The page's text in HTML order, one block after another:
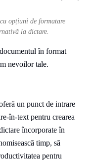
opțiuni de formatare
la dictare.
în format
nevoilor tale.
un punct de intrare
în-text pentru crearea
încorporate în
timp, să
pentru